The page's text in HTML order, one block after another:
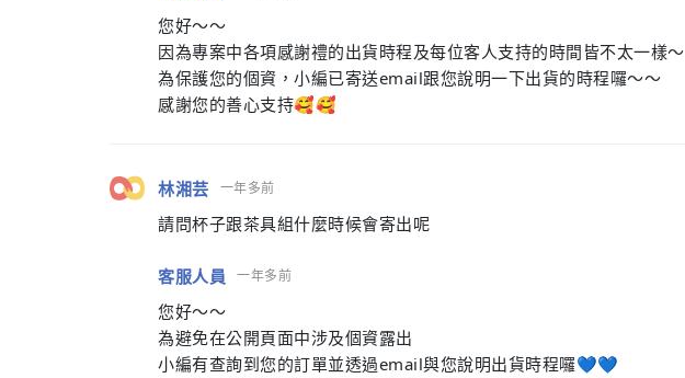
您好～～
因為專案中各項感謝禮的出貨時程及每位客人支持的時間皆不太一樣～
為保護您的個資，小編已寄送email跟您說明一下出貨的時程囉～～
感謝您的善心支持🥰🥰
林湘芸 一年多前
請問杯子跟茶具組什麼時候會寄出呢
客服人員 一年多前
您好～～
為避免在公開頁面中涉及個資露出
小編有查詢到您的訂單並透過email與您說明出貨時程囉💙💙